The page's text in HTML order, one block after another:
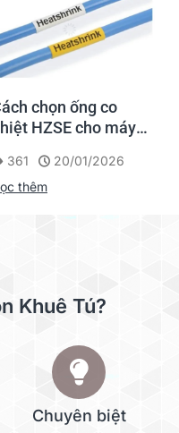
chọn ống co
HZSE cho máy in
361
20/01/2026
thêm
Khuê Tú?
Chuyên biệt